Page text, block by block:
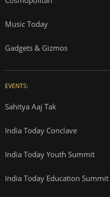
Music Today
Gadgets & Gizmos
EVENTS:
Sahitya Aaj Tak
India Today Conclave
India Today Youth Summit
India Today Education Summit